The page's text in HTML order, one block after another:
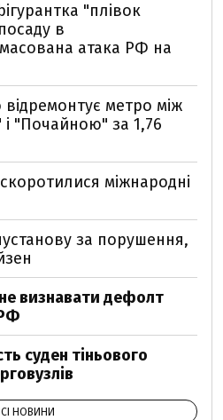
"плівок
в
атака РФ на
відремонтує метро між
"Почайною" за 1,76
міжнародні
за порушення,
визнавати дефолт
суден тіньового
НОВИНИ